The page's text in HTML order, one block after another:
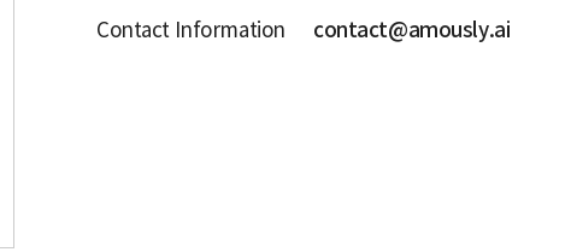
Contact Information
contact@amously.ai